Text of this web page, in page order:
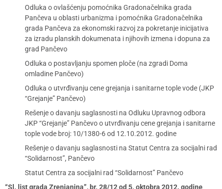
Odluka o ovlašćenju pomoćnika Gradonačelnika grada
Pančeva u oblasti urbanizma i pomoćnika Gradonačelnika
grada Pančeva za ekonomski razvoj za pokretanje inicijativa
za izradu planskih dokumenata i njihovih izmena i dopuna za
grad Pančevo
Odluka o postavljanju spomen ploče (na zgradi Doma
omladine Pančevo)
Odluka o utvrđivanju cene grejanja i sanitarne tople vode (JKP
“Grejanje” Pančevo)
Rešenje o davanju saglasnosti na Odluku Upravnog odbora
JKP “Grejanje” Pančevo o utvrđivanju cene grejanja i sanitarne
tople vode broj: 10/1380-6 od 12.10.2012. godine
Rešenje o davanju saglasnosti na Statut Centra za socijalni rad
“Solidarnost”, Pančevo
Statut Centra za socijalni rad “Solidarnost” Pančevo
“Sl. list grada Zrenjanina”, br. 28/12 od 5. oktobra 2012. godine